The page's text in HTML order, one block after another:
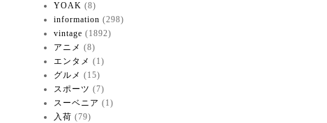
YOAK (8)
information (298)
vintage (1892)
アニメ (8)
エンタメ (1)
グルメ (15)
スポーツ (7)
スーベニア (1)
入荷 (79)